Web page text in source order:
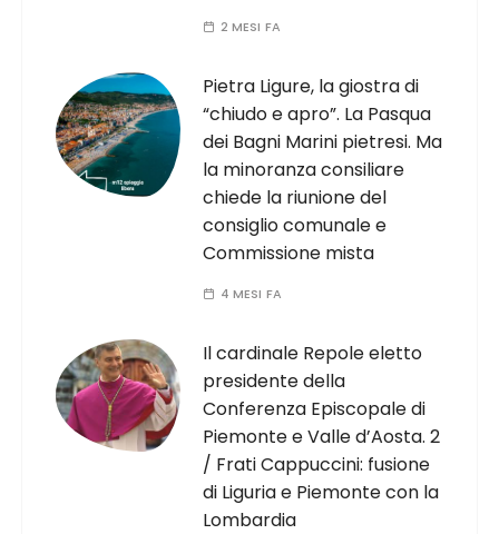
2 MESI FA
Pietra Ligure, la giostra di
“chiudo e apro”. La Pasqua
dei Bagni Marini pietresi. Ma
la minoranza consiliare
chiede la riunione del
consiglio comunale e
Commissione mista
4 MESI FA
Il cardinale Repole eletto
presidente della
Conferenza Episcopale di
Piemonte e Valle d’Aosta. 2
/ Frati Cappuccini: fusione
di Liguria e Piemonte con la
Lombardia